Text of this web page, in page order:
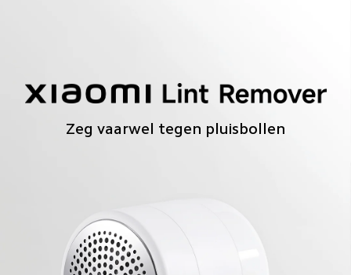
Zeg vaarwel tegen pluisbollen